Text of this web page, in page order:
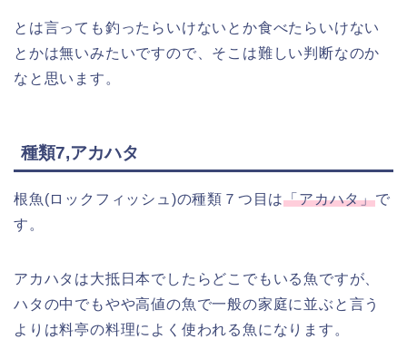
とは言っても釣ったらいけないとか食べたらいけない
とかは無いみたいですので、そこは難しい判断なのか
なと思います。
種類7,アカハタ
根魚(ロックフィッシュ)の種類７つ目は「アカハタ」で
す。
アカハタは大抵日本でしたらどこでもいる魚ですが、
ハタの中でもやや高値の魚で一般の家庭に並ぶと言う
よりは料亭の料理によく使われる魚になります。